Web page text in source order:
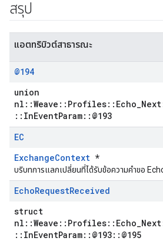
สรุป
แอตทริบิวต์สาธารณะ
@194
union
::InEventParam::@193
EC
ExchangeContext *
บริบทการแลกเปลี่ยนที่ได้รับข้อความคำขอ
EchoRequestReceived
struct
::InEventParam::@193::@195